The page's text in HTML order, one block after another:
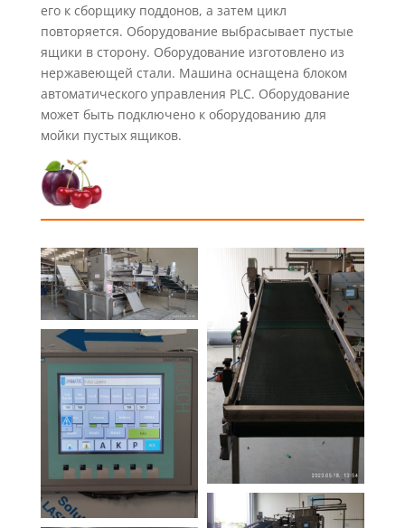
его к сборщику поддонов, а затем цикл
повторяется. Оборудование выбрасывает пустые
ящики в сторону. Оборудование изготовлено из
нержавеющей стали. Машина оснащена блоком
автоматического управления PLC. Оборудование
может быть подключено к оборудованию для
мойки пустых ящиков.